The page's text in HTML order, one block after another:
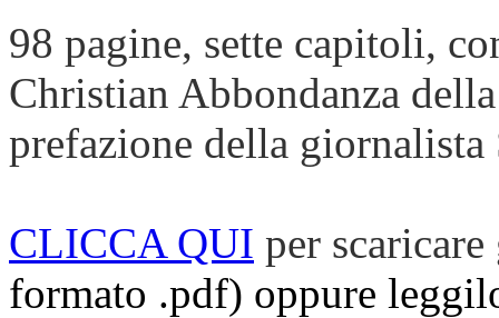
98 pagine, sette capitoli,
Christian Abbondanza
prefazione della
CLICCA QUI per
formato .pdf) oppure